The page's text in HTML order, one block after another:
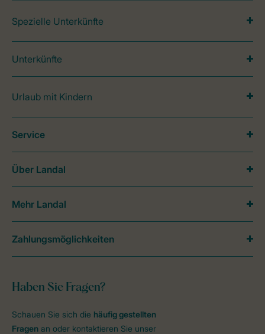
Spezielle Unterkünfte
Unterkünfte
Urlaub mit Kindern
Haben Sie Fragen?
Schauen Sie sich die häufig gestellten
Fragen an oder kontaktieren Sie unser
Service
Über Landal
Mehr Landal
Zahlungsmöglichkeiten